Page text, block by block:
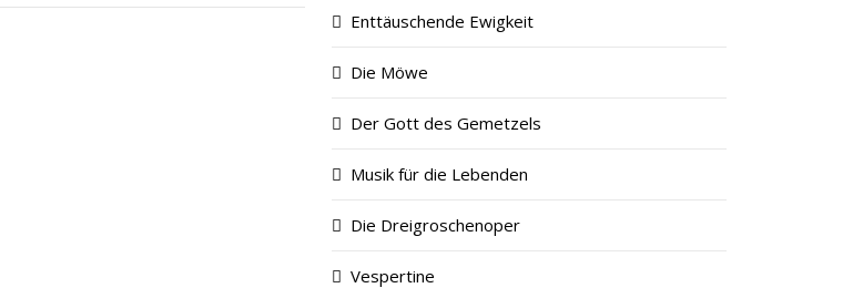
Enttäuschende Ewigkeit
Die Möwe
Der Gott des Gemetzels
Musik für die Lebenden
Die Dreigroschenoper
Vespertine